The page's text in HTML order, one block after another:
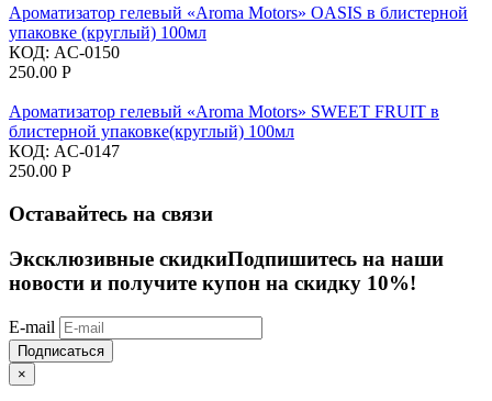
Ароматизатор гелевый «Aroma Motors» OASIS в блистерной
упаковке (круглый) 100мл
КОД: AC-0150
250.00 Р
Ароматизатор гелевый «Aroma Motors» SWEET FRUIT в
блистерной упаковке(круглый) 100мл
КОД: AC-0147
250.00 Р
Оставайтесь на связи
Эксклюзивные скидкиПодпишитесь на наши
новости и получите купон на скидку 10%!
E-mail
Подписаться
×